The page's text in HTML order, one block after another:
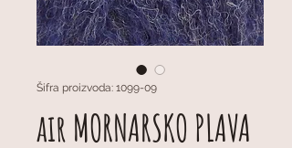
Šifra proizvoda: 1099-09
air MORNARSKO PLAVA